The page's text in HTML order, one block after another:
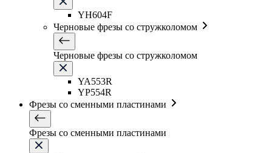
YH604F
Черновые фрезы со стружколомом
Черновые фрезы со стружколомом
YA553R
YP554R
Фрезы со сменными пластинами
Фрезы со сменными пластинами